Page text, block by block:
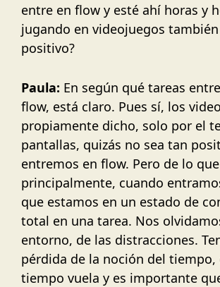
entre en flow y esté ahí horas y
jugando en videojuegos
positivo?
Paula: En según qué tareas
flow, está claro. Pues sí, los
propiamente dicho, solo por el
pantallas, quizás no sea tan
entremos en flow. Pero de lo
principalmente, cuando
que estamos en un estado de
total en una tarea. Nos
entorno, de las distracciones.
pérdida de la noción del tiempo,
tiempo vuela y es importante